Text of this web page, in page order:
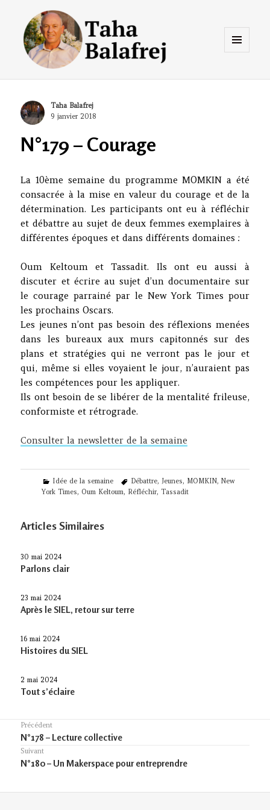
Taha Balafrej Blog
Author
Taha Balafrej
Posted
9 janvier 2018
N°179 – Courage
La 10ème semaine du programme MOMKIN a été
consacrée à la mise en valeur du courage et de la
détermination. Les participants ont eu à réfléchir
et débattre au sujet de deux femmes exemplaires à
différentes époques et dans différents domaines :
Oum Keltoum et Tassadit. Ils ont eu aussi à
discuter et écrire au sujet d’un documentaire sur
le courage parrainé par le New York Times pour
les prochains Oscars.
Les jeunes n’ont pas besoin des réflexions menées
dans les bureaux aux murs capitonnés sur des
plans et stratégies qui ne verront pas le jour et
qui, même si elles voyaient le jour, n’auraient pas
les compétences pour les appliquer.
Ils ont besoin de se libérer de la mentalité frileuse,
conformiste et rétrograde.
Consulter la newsletter de la semaine
Categories
Idée de la semaine Tags
Débattre, Jeunes, MOMKIN, New
York Times, Oum Keltoum, Réfléchir, Tassadit
Articles Similaires
30 mai 2024
Parlons clair
23 mai 2024
Après le SIEL, retour sur terre
16 mai 2024
Histoires du SIEL
2 mai 2024
Tout s’éclaire
Navigation
de
l’article
Précédent
Previous
post:
N°178 – Lecture collective
Suivant
Article
N°180 – Un Makerspace pour entreprendre